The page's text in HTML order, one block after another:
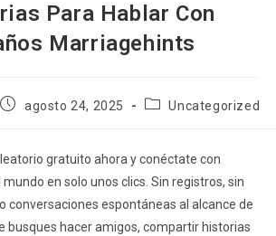
Para Hablar Con
Marriagehints
agosto 24, 2025 Uncategorized
gratuito ahora y conéctate con
en solo unos clics. Sin registros, sin
conversaciones espontáneas al alcance de
busques hacer amigos, compartir historias